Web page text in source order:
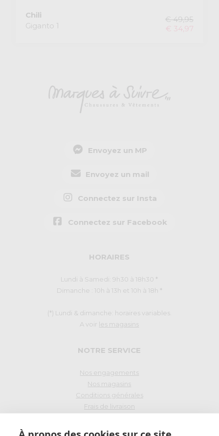
Chili
Giganto 1
€ 49,95
€ 34,97
Envoyez un MP
Envoyez un mail
Connectez sur Insta
Connectez sur Facebook
HORAIRES
Lundi à Samedi: 9h30 à 18h30 *
Dimanche : 10h à 13h et 10h à 18h *
(*) Lundi & dimanche: horaires variables.
A voir les magasins
NOTRE SERVICE
Nos engagements
Nos magasins
Conditions générales
Frais de livraison